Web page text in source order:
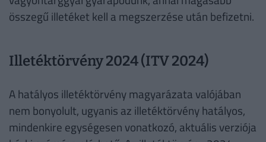
összegű illetéket kell a megszerzése után befizetni.
Illetéktörvény 2024 (ITV 2024)
A hatályos illetéktörvény magyarázata valójában
nem bonyolult, ugyanis az illetéktörvény hatályos,
mindenkire egységesen vonatkozó, aktuális verziója